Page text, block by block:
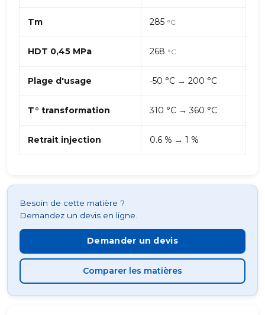
Tm 285 °C
HDT 0,45 MPa 268 °C
Plage d'usage -50 °C → 200 °C
T° transformation 310 °C → 360 °C
Retrait injection 0.6 % → 1 %
Besoin de cette matière ?
Demandez un devis en ligne.
Demander un devis
Comparer les matières